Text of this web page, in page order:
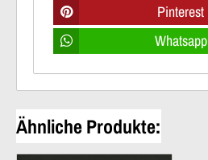
Pinterest
Whatsapp
Ähnliche Produkte: